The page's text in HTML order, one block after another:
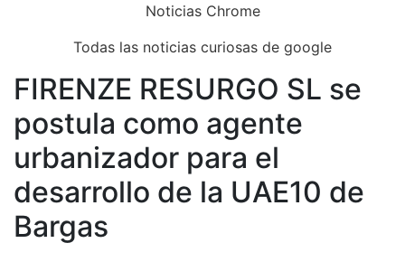
Noticias Chrome
Todas las noticias curiosas de google
Close
Menu
FIRENZE RESURGO SL se
postula como agente
urbanizador para el
desarrollo de la UAE10 de
Bargas